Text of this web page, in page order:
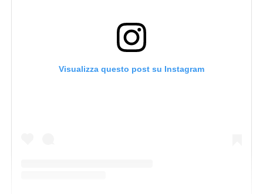
Visualizza questo post su Instagram